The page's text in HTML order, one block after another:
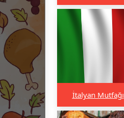
İtalyan Mutfağı